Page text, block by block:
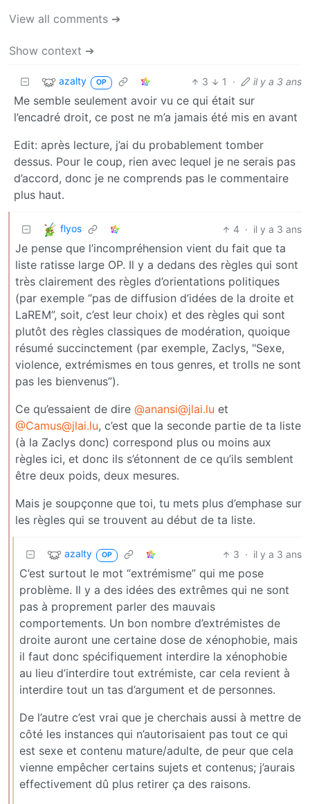
View all comments ➔
Show context ➔
azalty OP 3 1 · il y a 3 ans
Me semble seulement avoir vu ce qui était sur
l’encadré droit, ce post ne m’a jamais été mis en avant
Edit: après lecture, j’ai du probablement tomber
dessus. Pour le coup, rien avec lequel je ne serais pas
d’accord, donc je ne comprends pas le commentaire
plus haut.
flyos 4 · il y a 3 ans
Je pense que l’incompréhension vient du fait que ta
liste ratisse large OP. Il y a dedans des règles qui sont
très clairement des règles d’orientations politiques
(par exemple “pas de diffusion d’idées de la droite et
LaREM”, soit, c’est leur choix) et des règles qui sont
plutôt des règles classiques de modération, quoique
résumé succinctement (par exemple, Zaclys, "Sexe,
violence, extrémismes en tous genres, et trolls ne sont
pas les bienvenus”).
Ce qu’essaient de dire @anansi@jlai.lu et
@Camus@jlai.lu, c’est que la seconde partie de ta liste
(à la Zaclys donc) correspond plus ou moins aux
règles ici, et donc ils s’étonnent de ce qu’ils semblent
être deux poids, deux mesures.
Mais je soupçonne que toi, tu mets plus d’emphase sur
les règles qui se trouvent au début de ta liste.
azalty OP 3 · il y a 3 ans
C’est surtout le mot “extrémisme” qui me pose
problème. Il y a des idées des extrêmes qui ne sont
pas à proprement parler des mauvais
comportements. Un bon nombre d’extrémistes de
droite auront une certaine dose de xénophobie, mais
il faut donc spécifiquement interdire la xénophobie
au lieu d’interdire tout extrémiste, car cela revient à
interdire tout un tas d’argument et de personnes.
De l’autre c’est vrai que je cherchais aussi à mettre de
côté les instances qui n’autorisaient pas tout ce qui
est sexe et contenu mature/adulte, de peur que cela
vienne empêcher certains sujets et contenus; j’aurais
effectivement dû plus retirer ça des raisons.